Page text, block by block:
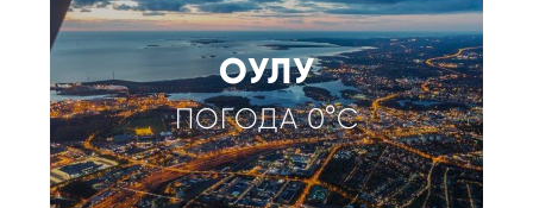
ОУЛУ
ПОГОДА 0°C